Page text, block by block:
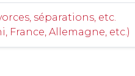
séparations, etc.
France, Allemagne, etc.)